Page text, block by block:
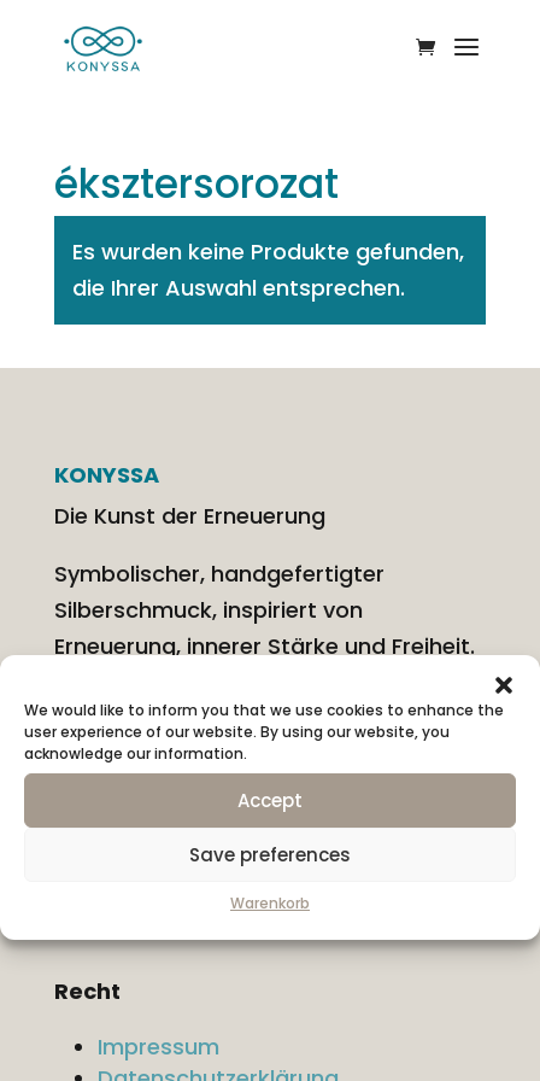
We would like to inform you that we use cookies to enhance the
user experience of our website. By using our website, you
acknowledge our information.
Accept
Save preferences
Warenkorb
éksztersorozat
Es wurden keine Produkte gefunden,
die Ihrer Auswahl entsprechen.
KONYSSA
Die Kunst der Erneuerung
Symbolischer, handgefertigter
Silberschmuck, inspiriert von
Erneuerung, innerer Stärke und Freiheit.
Information
Über KONYSSA
Versand & Rücksendungen
Ringgrösse bestimmen
Kennzeichen und Materialien
Recht
Impressum